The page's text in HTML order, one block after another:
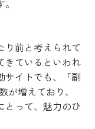
り前と考えられて
きているといわれ
サイトでも、「副
が増えており、
とって、魅力のひ